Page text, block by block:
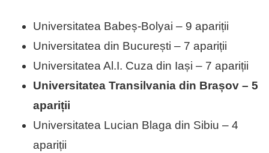
Universitatea Babeș-Bolyai – 9 apariții
Universitatea din București – 7 apariții
Universitatea Al.I. Cuza din Iași – 7 apariții
Universitatea Transilvania din Brașov – 5
apariții
Universitatea Lucian Blaga din Sibiu – 4
apariții